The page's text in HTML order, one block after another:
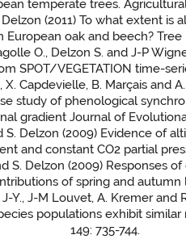
temperate trees.
Delzon (2011) To what extent
oak and beech? Tree
O., Delzon S. and J-P
SPOT/VEGETATION time-
X. Capdevielle, B. Marçais
study of phenological
gradient Journal of
S. Delzon (2009) Evidence of
and constant CO2 partial
S. Delzon (2009)
of spring and autumn
Y., J-M Louvet, A. Kremer
populations exhibit
149: 735-744.